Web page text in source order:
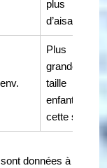
plus
d’aisance.
Plus
grande
taille
enfant de
cette série.
données à